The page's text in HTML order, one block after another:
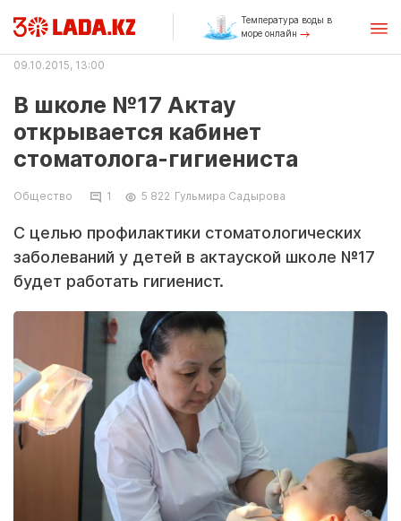
Температура воды в
море онлайн
09.10.2015, 13:00
В школе №17 Актау
открывается кабинет
стоматолога-гигиениста
Общество 1 5 822 Гульмира Садырова
С целью профилактики стоматологических
заболеваний у детей в актауской школе №17
будет работать гигиенист.